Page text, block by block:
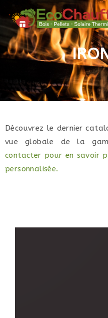
Découvrez le dernier
vue globale de la
contacter pour en savoir
personnalisée.